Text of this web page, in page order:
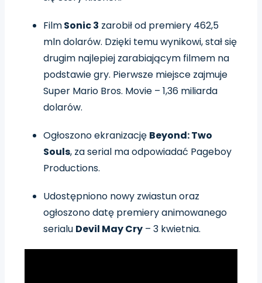
FilmSonic 3 zarobił od premiery 462,5
mln dolarów. Dzięki temu wynikowi, stał się
drugim najlepiej zarabiającym filmem na
podstawie gry. Pierwsze miejsce zajmuje
Super Mario Bros. Movie – 1,36 miliarda
dolarów.
Ogłoszono ekranizację Beyond: Two
Souls, za serial ma odpowiadać Pageboy
Productions.
Udostępniono nowy zwiastun oraz
ogłoszono datę premiery animowanego
serialu Devil May Cry – 3 kwietnia.